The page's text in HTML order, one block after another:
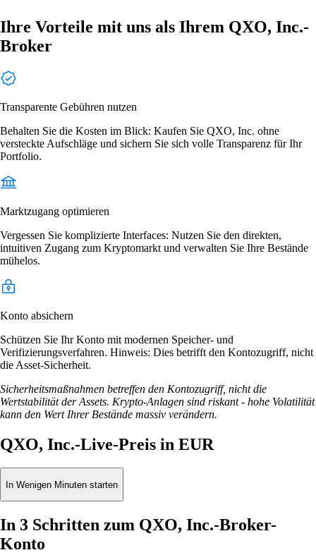
Ihre Vorteile mit uns als Ihrem QXO, Inc.-
Broker
Transparente Gebühren nutzen
Behalten Sie die Kosten im Blick: Kaufen Sie QXO, Inc. ohne
versteckte Aufschläge und sichern Sie sich volle Transparenz für Ihr
Portfolio.
Marktzugang optimieren
Vergessen Sie komplizierte Interfaces: Nutzen Sie den direkten,
intuitiven Zugang zum Kryptomarkt und verwalten Sie Ihre Bestände
mühelos.
Konto absichern
Schützen Sie Ihr Konto mit modernen Speicher- und
Verifizierungsverfahren. Hinweis: Dies betrifft den Kontozugriff, nicht
die Asset-Sicherheit.
Sicherheitsmaßnahmen betreffen den Kontozugriff, nicht die
Wertstabilität der Assets. Krypto-Anlagen sind riskant - hohe Volatilität
kann den Wert Ihrer Bestände massiv verändern.
QXO, Inc.-Live-Preis in EUR
In Wenigen Minuten starten
In 3 Schritten zum QXO, Inc.-Broker-
Konto